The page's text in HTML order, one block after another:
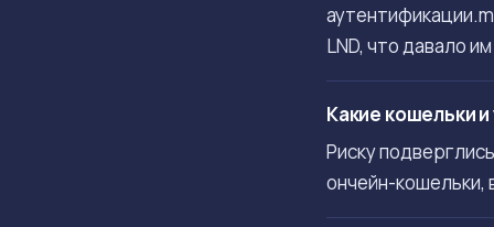
LND, что давало
Какие кошельки
Риску
ончейн-кошельки,